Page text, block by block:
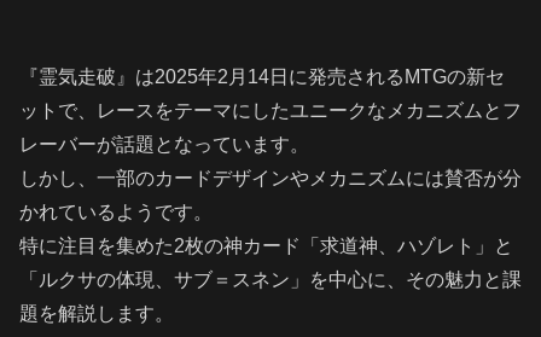
『霊気走破』は2025年2月14日に発売されるMTGの新セ
ットで、レースをテーマにしたユニークなメカニズムとフ
レーバーが話題となっています。
しかし、一部のカードデザインやメカニズムには賛否が分
かれているようです。
特に注目を集めた2枚の神カード「求道神、ハゾレト」と
「ルクサの体現、サブ＝スネン」を中心に、その魅力と課
題を解説します。